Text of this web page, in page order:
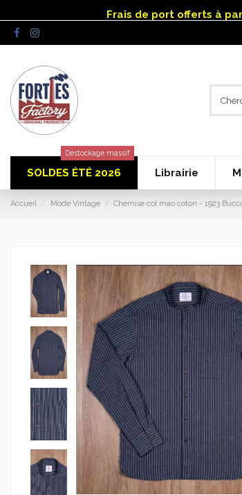
Frais de port offerts à
SOLDES ÉTÉ 2026
Déstockage massif
Librairie
Accueil Mode Vintage Chemise col mao coton - 1923